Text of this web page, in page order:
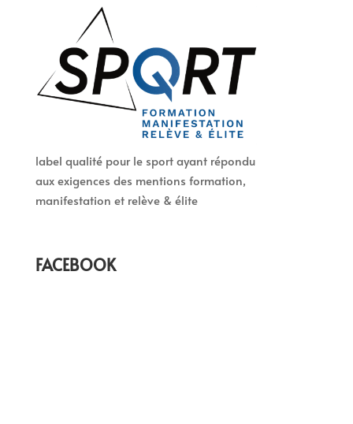
label qualité pour le sport ayant répondu
aux exigences des mentions formation,
manifestation et relève & élite
FACEBOOK